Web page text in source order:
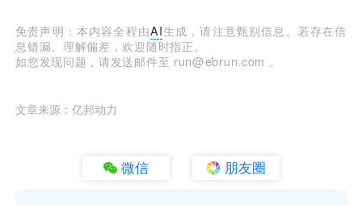
免责声明：本内容全程由AI生成，请注意甄别信息。若存在信
息错漏、理解偏差，欢迎随时指正。
如您发现问题，请发送邮件至 run@ebrun.com 。
文章来源：亿邦动力
微信 朋友圈